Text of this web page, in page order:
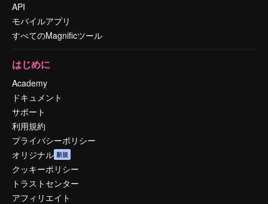
API
モバイルアプリ
すべてのMagnificツール
はじめに
Academy
ドキュメント
サポート
利用規約
プライバシーポリシー
オリジナル 新規
クッキーポリシー
トラストセンター
アフィリエイト